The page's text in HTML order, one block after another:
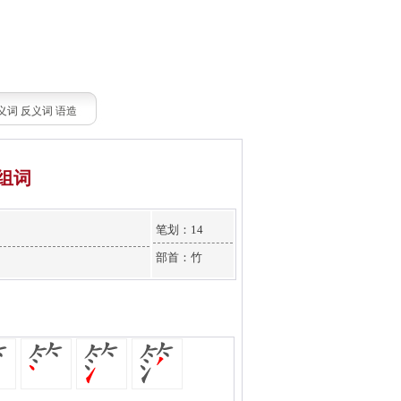
词 反义词 语造
词
笔划：14
部首：竹